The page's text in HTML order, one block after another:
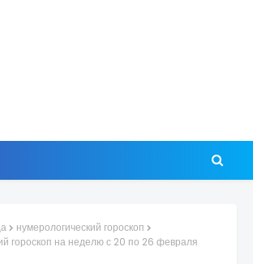
нумерологический гороскоп
гороскоп на неделю с 20 по 26 февраля